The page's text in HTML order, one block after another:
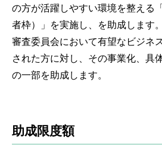
の方が活躍しやすい環境を整える
者枠）」を実施し、を助成します。
審査委員会において有望なビジネ
された方に対し、その事業化、具
の一部を助成します。
助成限度額